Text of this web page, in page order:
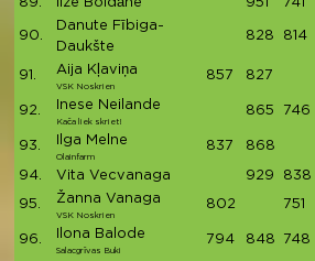
90.
Danute Fībiga-
Daukšte
828 814
91. Aija Kļaviņa
VSK Noskrien
857 827
92. Inese Neilande
Kača liek skriet!
865 746
93. Ilga Melne
Olainfarm
837 868
94. Vita Vecvanaga 929 838
95. Žanna Vanaga
VSK Noskrien
802 751
96. Ilona Balode
Salacgrīvas Buki
794 848 748